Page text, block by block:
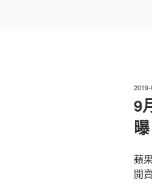
發
於
9
蘋
開